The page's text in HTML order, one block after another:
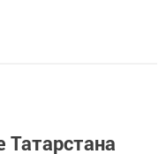
Татарстана